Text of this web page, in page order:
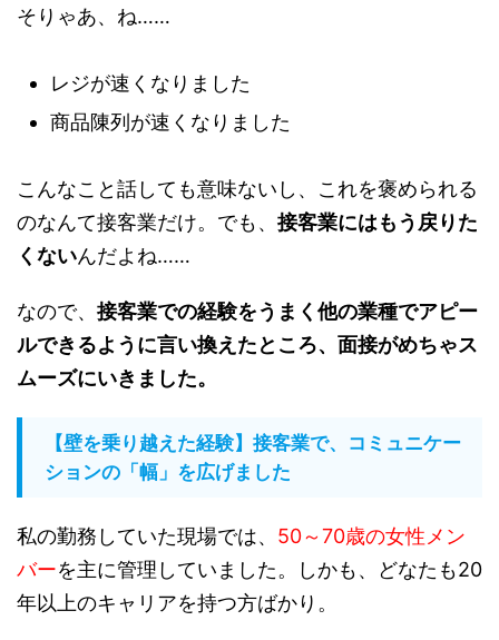
そりゃあ、ね……
レジが速くなりました
商品陳列が速くなりました
こんなこと話しても意味ないし、これを褒められる
のなんて接客業だけ。でも、 接客業にはもう戻りた
くないんだよね……
なので、 接客業での経験をうまく他の業種でアピー
ルできるように言い換えたところ、面接がめちゃス
ムーズにいきました。
【壁を乗り越えた経験】接客業で、コミュニケー
ションの「幅」を広げました
私の勤務していた現場では、 50～70歳の女性メン
バーを主に管理していました。しかも、どなたも20
年以上のキャリアを持つ方ばかり。